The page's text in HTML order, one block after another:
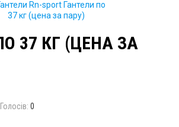
37 КГ (ЦЕНА ЗА
Голосів: 0